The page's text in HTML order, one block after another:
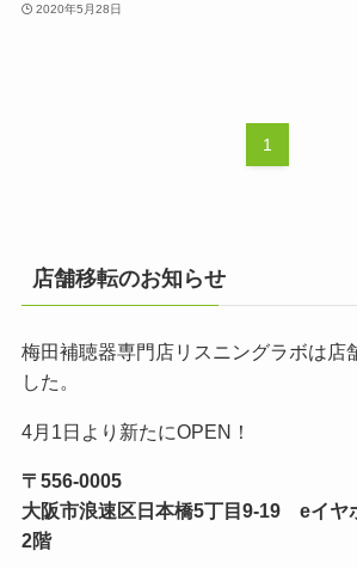
2020年5月28日
1
店舗移転のお知らせ
梅田補聴器専門店リスニングラボは店
した。
4月1日より新たにOPEN！
〒556-0005
大阪市浪速区日本橋5丁目9-19 eイヤ
2階